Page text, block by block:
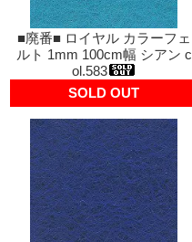
■廃番■ ロイヤル カラーフェ
ルト 1mm 100cm幅 シアン c
ol.583
SOLD OUT